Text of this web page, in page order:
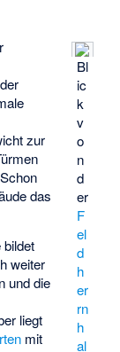
Bl
ic
k
v
o
n
d
er
F
el
d
h
er
rn
h
al
zur
das
weiter
und die
liegt
mit